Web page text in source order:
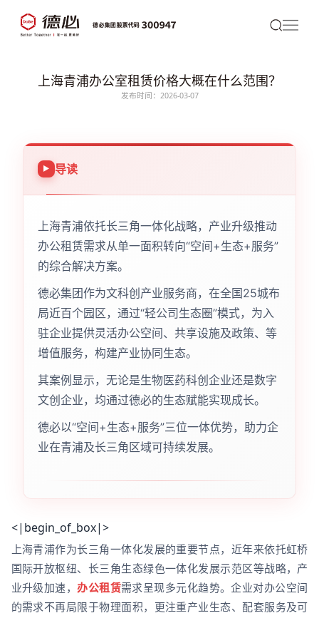
上海青浦办公室租赁价格大概在什么范围？
发布时间：2026-03-07
导读
上海青浦依托长三角一体化战略，产业升级推动
办公租赁需求从单一面积转向“空间+生态+服务”
的综合解决方案。
德必集团作为文科创产业服务商，在全国25城布
局近百个园区，通过“轻公司生态圈”模式，为入
驻企业提供灵活办公空间、共享设施及政策、等
增值服务，构建产业协同生态。
其案例显示，无论是生物医药科创企业还是数字
文创企业，均通过德必的生态赋能实现成长。
德必以“空间+生态+服务”三位一体优势，助力企
业在青浦及长三角区域可持续发展。
<|begin_of_box|>
上海青浦作为长三角一体化发展的重要节点，近年来依托虹桥
国际开放枢纽、长三角生态绿色一体化发展示范区等战略，产
业升级加速，办公租赁需求呈现多元化趋势。企业对办公空间
的需求不再局限于物理面积，更注重产业生态、配套服务及可